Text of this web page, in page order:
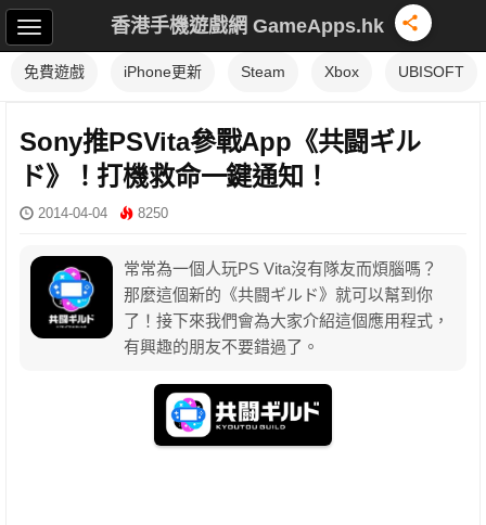
香港手機遊戲網 GameApps.hk
免費遊戲 iPhone更新 Steam Xbox UBISOFT
Sony推PSVita參戰App《共闘ギル
ド》！打機救命一鍵通知！
2014-04-04 8250
常常為一個人玩PS Vita沒有隊友而煩腦嗎？
那麼這個新的《共闘ギルド》就可以幫到你
了！接下來我們會為大家介紹這個應用程式，
有興趣的朋友不要錯過了。